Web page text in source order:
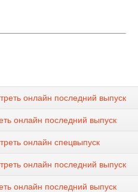
онлайн последний выпуск
онлайн последний выпуск
онлайн спецвыпуск
онлайн последний выпуск
онлайн последний выпуск